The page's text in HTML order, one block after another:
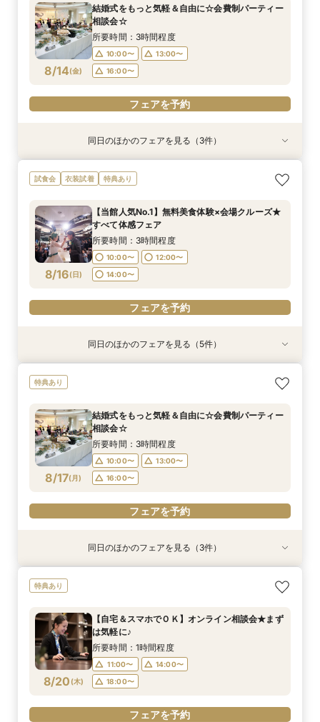
8/13(木)
11:00〜
18:00〜
フェアを予約
8/13(木)
10:00〜
16:00〜
フェアを予約
8/13(木)
10:00〜
16:00〜
フェアを予約
8/14(金)
結婚式をもっと気軽＆自由に☆会費制パーティー
相談会☆
所要時間：3時間程度
10:00〜
13:00〜
16:00〜
フェアを予約
8/14(金)
【30名様以下のシンプルW】和洋3挙式場×少人
数専用ホール見学
10:00〜
13:00〜
16:00〜
フェアを予約
8/14(金)
【自宅＆スマホでＯＫ】オンライン相談会★まず
は気軽に♪
11:00〜
14:00〜
18:00〜
フェアを予約
特典あり
8/14(金)
【初見学歓迎】何も決まっていなくてOK！ゼロ
から始める結婚式相談会
10:00〜
13:00〜
16:00〜
フェアを予約
同日のほかのフェアを見る（3件）
試食会 衣装試着 特典あり
8/16(日)
【当館人気No.1】無料美食体験×会場クルーズ★
すべて体感フェア
所要時間：3時間程度
10:00〜
12:00〜
14:00〜
フェアを予約
8/16(日)
【30名様以下のシンプルW】和洋3挙式場×少人
10:00〜
16:00〜
フェアを予約
8/16(日)
【自宅＆スマホでＯＫ】オンライン相談会★まず
11:00〜
18:00〜
フェアを予約
8/16(日)
結婚式をもっと気軽＆自由に☆会費制パーティー
10:00〜
16:00〜
フェアを予約
特典あり
8/16(日)
【初見学歓迎】何も決まっていなくてOK！ゼロ
10:00〜
16:00〜
フェアを予約
衣装試着 特典あり
8/16(日)
【月一BIG】ザ・チェルシーの全てを体感☆無料
10:00〜
14:00〜
フェアを予約
同日のほかのフェアを見る（5件）
特典あり
8/17(月)
結婚式をもっと気軽＆自由に☆会費制パーティー
相談会☆
所要時間：3時間程度
10:00〜
13:00〜
16:00〜
フェアを予約
8/17( 月 )
【30名様以下のシンプルW】和洋3挙式場×少人
10:00〜
16:00〜
フェアを予約
8/17( 月 )
【自宅＆スマホでＯＫ】オンライン相談会★まず
11:00〜
18:00〜
フェアを予約
特典あり
8/17( 月 )
【初見学歓迎】何も決まっていなくてOK！ゼロ
10:00〜
16:00〜
フェアを予約
同日のほかのフェアを見る（3件）
特典あり
8/20 (木)
【自宅＆スマホでＯＫ】オンライン相談会★まず
は気軽に♪
所要時間：1時間程度
11:00〜
14:00〜
18:00〜
フェアを予約